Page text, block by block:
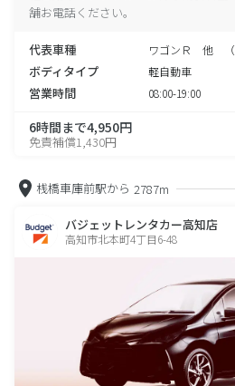
舗お電話ください。
代表車種 ワゴンＲ 他 （
ボディタイプ 軽自動車
営業時間 08:00-19:00
6時間まで4,950円
免責補償1,430円
桟橋車庫前駅から 2787m
バジェットレンタカー高知店
高知市北本町4丁目6-48